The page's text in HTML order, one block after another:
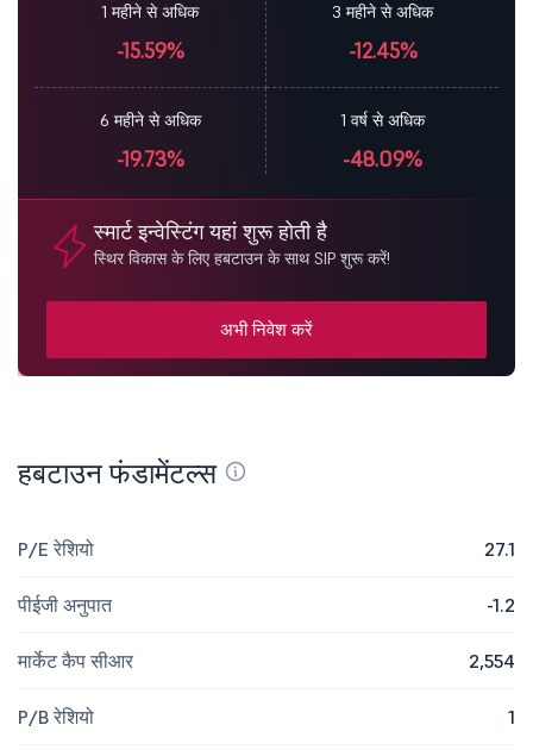
1 महीने से अधिक
-15.59%
3 महीने से अधिक
-12.45%
6 महीने से अधिक
-19.73%
1 वर्ष से अधिक
-48.09%
स्मार्ट इन्वेस्टिंग यहां शुरू होती है
स्थिर विकास के लिए हबटाउन के साथ SIP शुरू करें!
अभी निवेश करें
हबटाउन फंडामेंटल्स
P/E रेशियो 27.1
पीईजी अनुपात -1.2
मार्केट कैप सीआर 2,554
P/B रेशियो 1